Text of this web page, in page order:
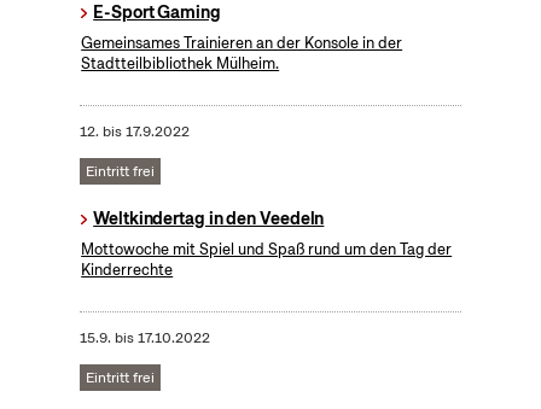
E-Sport Gaming
Gemeinsames Trainieren an der Konsole in der
Stadtteilbibliothek Mülheim.
12. bis17.9.2022
Eintritt frei
Weltkindertag in den Veedeln
Mottowoche mit Spiel und Spaß rund um den Tag der
Kinderrechte
15.9. bis17.10.2022
Eintritt frei